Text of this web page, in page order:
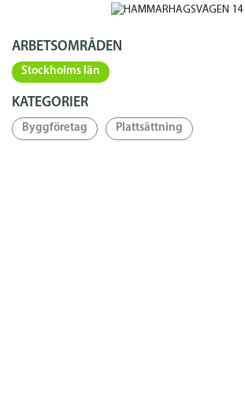
ARBETSOMRÅDEN
Stockholms län
KATEGORIER
Byggföretag Plattsättning